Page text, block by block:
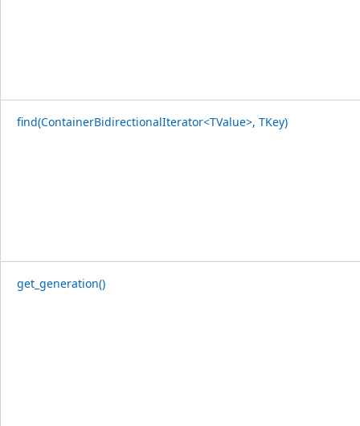
find(ContainerBidirectionalIterator<TValue>, TKey)
get_generation()